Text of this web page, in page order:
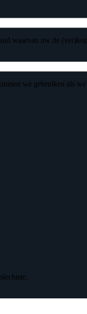
waarvan uw de
we gebruiken als